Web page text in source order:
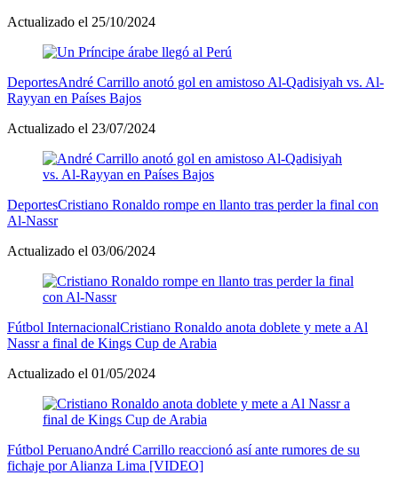
Actualizado el 25/10/2024
DeportesAndré Carrillo anotó gol en amistoso Al-Qadisiyah vs. Al-
Rayyan en Países Bajos
Actualizado el 23/07/2024
DeportesCristiano Ronaldo rompe en llanto tras perder la final con
Al-Nassr
Actualizado el 03/06/2024
Fútbol InternacionalCristiano Ronaldo anota doblete y mete a Al
Nassr a final de Kings Cup de Arabia
Actualizado el 01/05/2024
Fútbol PeruanoAndré Carrillo reaccionó así ante rumores de su
fichaje por Alianza Lima [VIDEO]